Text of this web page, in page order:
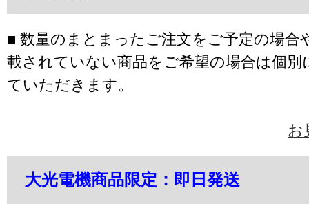
■ 数量のまとまったご注文をご予定の場合
載されていない商品をご希望の場合は個別
ていただきます。
お
大光電機商品限定：即日発送